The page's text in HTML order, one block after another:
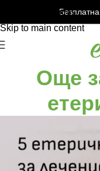
Skip to navigation
Skip to main content
Още